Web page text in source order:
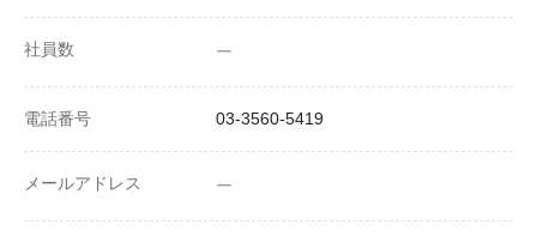
社員数 ー
電話番号 03-3560-5419
メールアドレス ー